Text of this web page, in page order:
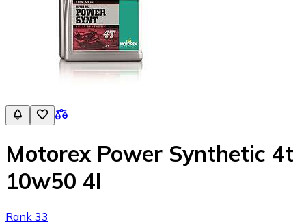
Motorex Power Synthetic 4t
10w50 4l
Rank 33